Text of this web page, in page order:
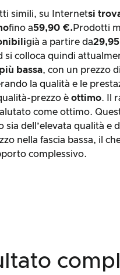
simili, su Internetsi
fino a59,90 €.Prodotti
già a partire da
si colloca quindi
bassa, con un prezzo di
la qualità e le
prezzo è ottimo. Il
come ottimo.
sia dell’elevata qualità e
nella fascia bassa, il
complessivo.